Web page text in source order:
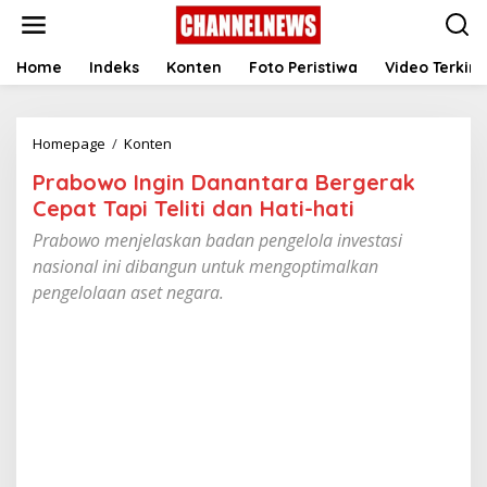
t
Home Indeks Konten Foto Peristiwa Video Terkini
Homepage / Konten
a
b
o
w
o
I
n
Prabowo Ingin Danantara Bergerak
Cepat Tapi Teliti dan Hati-hati
Prabowo menjelaskan badan pengelola investasi
nasional ini dibangun untuk mengoptimalkan
pengelolaan aset negara.